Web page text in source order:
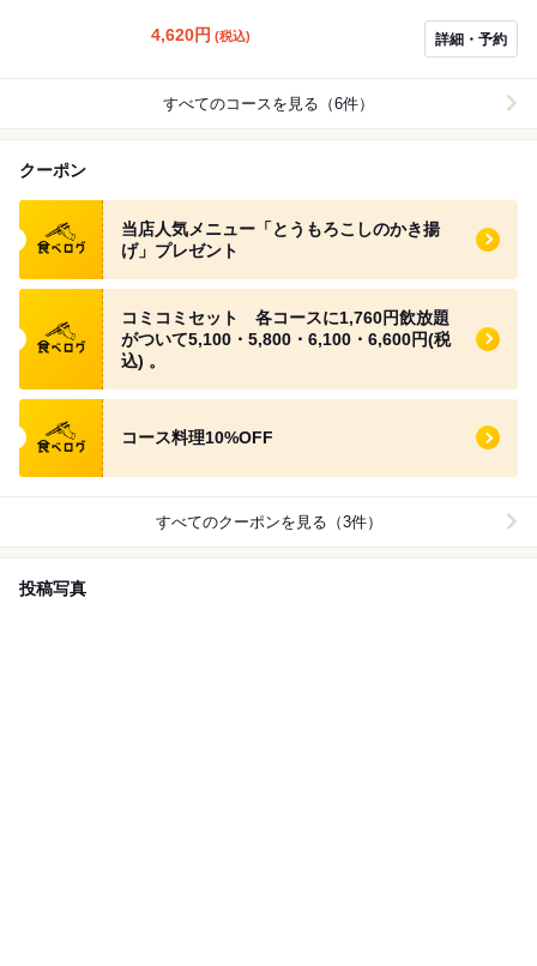
ないの？」との多くのご意見。そこで、もつ鍋が入った
名物コースの登場です。他もオールスターがズラッと。
人気No.1とうもろこしかき揚げ、焼ホタテと厳選蒸し牡
蠣、神居牛の霜降りステーキ‥など。ご満足間違いなし
4,620円 (税込) 詳細・予約
すべてのコースを見る（6件）
クーポン
食べログ クーポン
当店人気メニュー「とうもろこしのかき揚
げ」プレゼント
食べログ クーポン
コミコミセット 各コースに1,760円飲放題
がついて5,100・5,800・6,100・6,600円(税
込) 。
食べログ クーポン
コース料理10%OFF
すべてのクーポンを見る（3件）
投稿写真